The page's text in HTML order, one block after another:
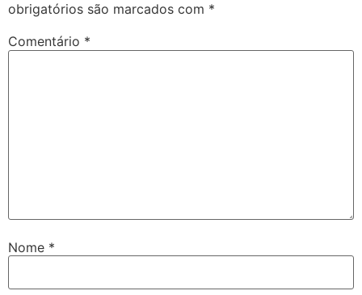
obrigatórios são marcados com *
Comentário *
Nome *